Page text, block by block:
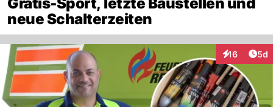
neue Schalterzeiten
16
Interaktionen
5d